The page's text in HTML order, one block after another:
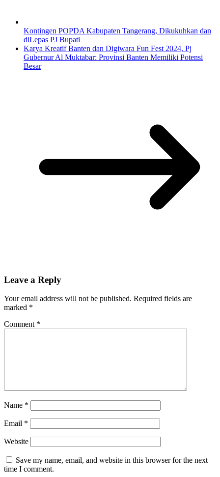
Kontingen POPDA Kabupaten Tangerang, Dikukuhkan dan
diLepas PJ Bupati
Karya Kreatif Banten dan Digiwara Fun Fest 2024, Pj
Gubernur Al Muktabar: Provinsi Banten Memiliki Potensi
Besar
Leave a Reply
Your email address will not be published. Required fields are
marked *
Comment *
Name *
Email *
Website
Save my name, email, and website in this browser for the next
time I comment.